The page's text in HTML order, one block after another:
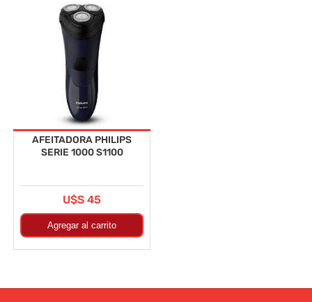
AFEITADORA PHILIPS
SERIE 1000 S1100
U$S 45